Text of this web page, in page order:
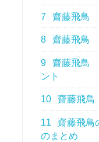
7 齋藤飛鳥
8 齋藤飛鳥
9
齋藤飛鳥
ント
10 齋藤飛
11
齋藤飛鳥
のまとめ